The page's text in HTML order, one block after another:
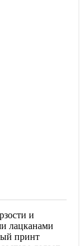
и
лацканами
принт